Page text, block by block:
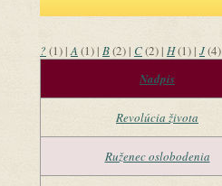
? (1)|A (1)| B(2)| C(2)| H(1)| J(4)
Nadpis
Revolúcia života
Ruženec oslobodenia